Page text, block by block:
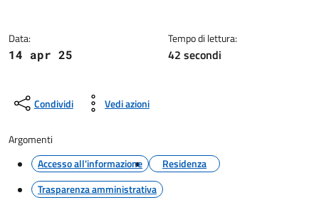
Data:
14 apr 25
Tempo di lettura:
42 secondi
Condividi Vedi azioni
Argomenti
Accesso all'informazione
Residenza
Trasparenza amministrativa